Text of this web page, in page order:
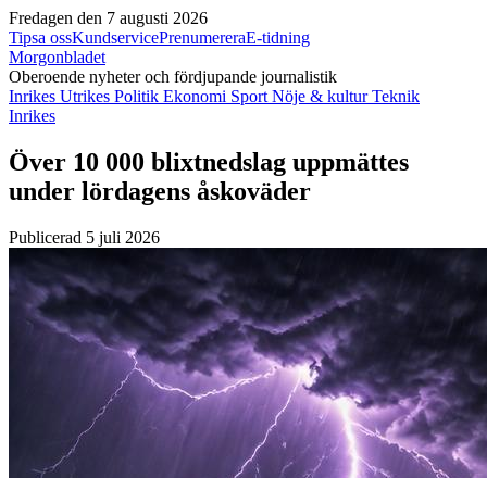
Fredagen den 7 augusti 2026
Tipsa ossKundservicePrenumereraE-tidning
Morgonbladet
Oberoende nyheter och fördjupande journalistik
Inrikes Utrikes Politik Ekonomi Sport Nöje & kulturTeknik
Inrikes
Över 10 000 blixtnedslag uppmättes
under lördagens åskoväder
Publicerad 5 juli 2026